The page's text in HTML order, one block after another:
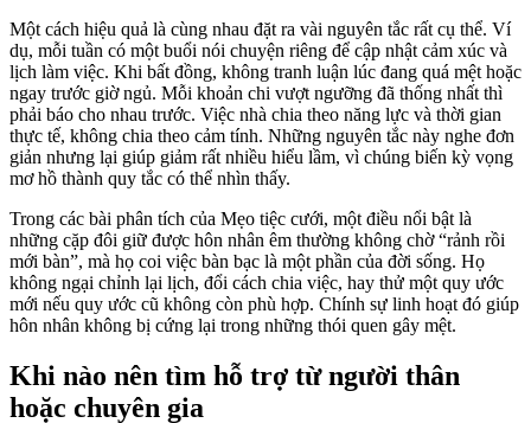
Một cách hiệu quả là cùng nhau đặt ra vài nguyên tắc rất cụ thể. Ví
dụ, mỗi tuần có một buổi nói chuyện riêng để cập nhật cảm xúc và
lịch làm việc. Khi bất đồng, không tranh luận lúc đang quá mệt hoặc
ngay trước giờ ngủ. Mỗi khoản chi vượt ngưỡng đã thống nhất thì
phải báo cho nhau trước. Việc nhà chia theo năng lực và thời gian
thực tế, không chia theo cảm tính. Những nguyên tắc này nghe đơn
giản nhưng lại giúp giảm rất nhiều hiểu lầm, vì chúng biến kỳ vọng
mơ hồ thành quy tắc có thể nhìn thấy.
Trong các bài phân tích của Mẹo tiệc cưới, một điều nổi bật là
những cặp đôi giữ được hôn nhân êm thường không chờ “rảnh rồi
mới bàn”, mà họ coi việc bàn bạc là một phần của đời sống. Họ
không ngại chỉnh lại lịch, đổi cách chia việc, hay thử một quy ước
mới nếu quy ước cũ không còn phù hợp. Chính sự linh hoạt đó giúp
hôn nhân không bị cứng lại trong những thói quen gây mệt.
Khi nào nên tìm hỗ trợ từ người thân
hoặc chuyên gia